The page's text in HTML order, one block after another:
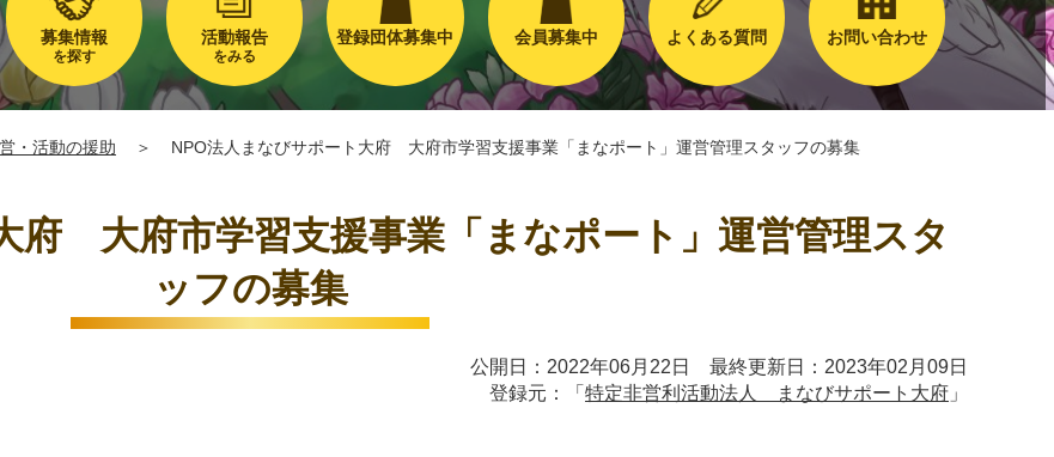
募集情報
を探す
活動報告
をみる
登録団体募集中 会員募集中 よくある質問 お問い合わせ
・活動の援助 ＞ NPO法人まなびサポート大府 大府市学習支援事業「まなポート」運営管理スタッフの募集
府 大府市学習支援事業「まなポート」運営管理スタ
ッフの募集
公開日：2022年06月22日 最終更新日：2023年02月09日
登録元：「 特定非営利活動法人 まなびサポート大府 」